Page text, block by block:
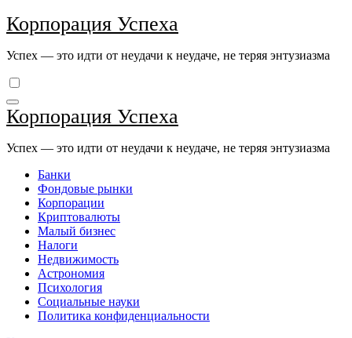
Перейти
к
Корпорация Успеха
Успех — это идти от неудачи к неудаче, не теряя энтузиазма
Корпорация Успеха
Успех — это идти от неудачи к неудаче, не теряя энтузиазма
Банки
Фондовые рынки
Корпорации
Криптовалюты
Малый бизнес
Налоги
Недвижимость
Астрономия
Психология
Социальные науки
Политика конфиденциальности